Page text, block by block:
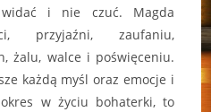
i nie czuć. Magda
przyjaźni, zaufaniu,
żalu, walce i poświęceniu.
każdą myśl oraz emocje i
w życiu bohaterki, to